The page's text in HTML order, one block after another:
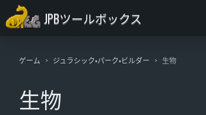
JPBツールボックス
ゲーム ジュラシック・パーク・ビルダー 生物
生物